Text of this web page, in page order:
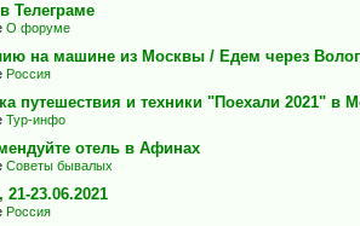
Телеграме
О форуме
на машине из Москвы / Едем через
Россия
путешествия и техники "Поехали 2021" в
Тур-инфо
отель в Афинах
Советы бывалых
21-23.06.2021
Россия